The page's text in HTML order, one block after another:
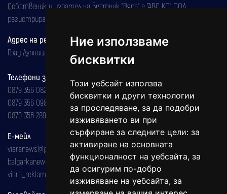
Ние използваме
бисквитки
Този уебсайт използва
бисквитки и други технологии
за проследяване, за да подобри
изживяването ви при
сърфиране за следните цели: за
активиране на основната
функционалност на уебсайта, за
да осигурим по-добро
изживяване на уебсайта, за
Собственик и издател на вестник "Вяра" е "АВС КО" ООД,
регистрирана на 08.05.2002 година.
Адрес на редакцията
Град Дупница, ул.''Христо Ботев" 43
Телефони за реклама и абонаменти
0879 356 082
0879 356 098
0879 356 289
Е-мейл
viaranews@gmail.com
balgarkanews@gmail.com
viara_reklama@mail.bg